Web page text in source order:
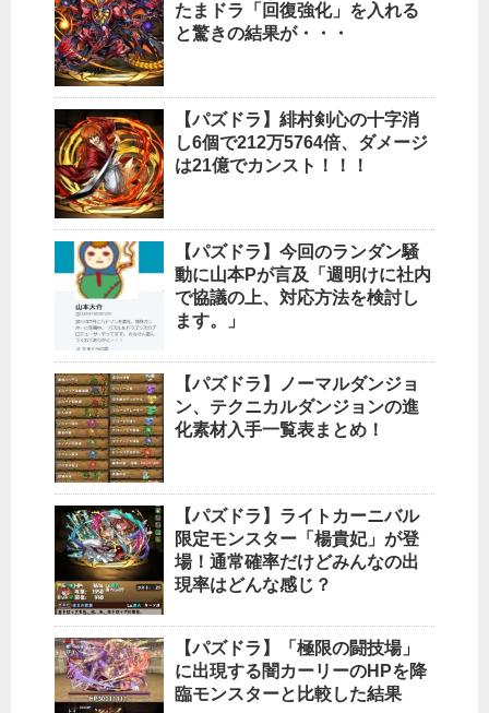
たまドラ「回復強化」を入れる
と驚きの結果が・・・
【パズドラ】緋村剣心の十字消
し6個で212万5764倍、ダメージ
は21億でカンスト！！！
【パズドラ】今回のランダン騒
動に山本Pが言及「週明けに社内
で協議の上、対応方法を検討し
ます。」
【パズドラ】ノーマルダンジョ
ン、テクニカルダンジョンの進
化素材入手一覧表まとめ！
【パズドラ】ライトカーニバル
限定モンスター「楊貴妃」が登
場！通常確率だけどみんなの出
現率はどんな感じ？
【パズドラ】「極限の闘技場」
に出現する闇カーリーのHPを降
臨モンスターと比較した結果